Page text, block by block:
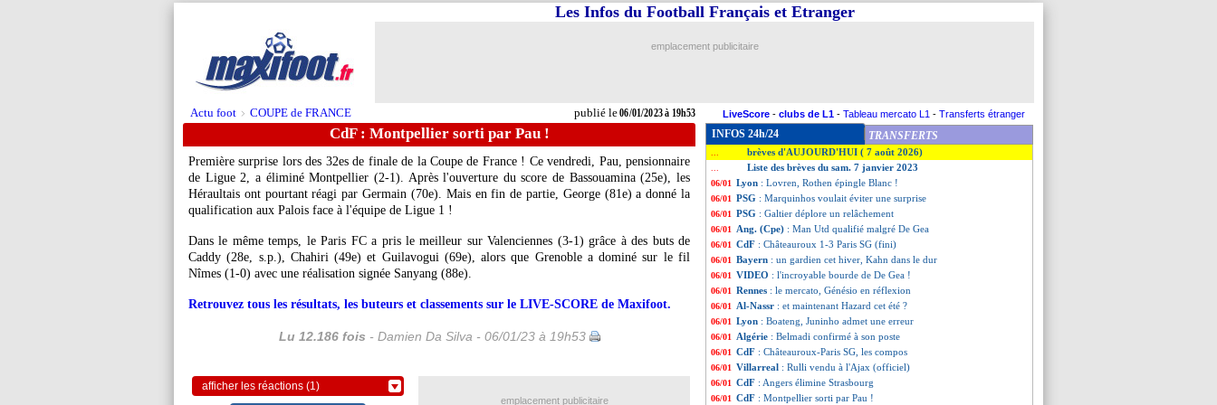
Actu foot > COUPE de FRANCE publié le06/01/2023 à 19h53
Les Infos du Football Français et Etranger
emplacement publicitaire
LiveScore - clubs de L1 - Tableau mercato L1 - Transferts étranger
CdF : Montpellier sorti par Pau !
Première surprise lors des 32es de finale de la Coupe de France ! Ce vendredi, Pau, pensionnaire
de Ligue 2, a éliminé Montpellier (2-1). Après l'ouverture du score de Bassouamina (25e), les
Héraultais ont pourtant réagi par Germain (70e). Mais en fin de partie, George (81e) a donné la
qualification aux Palois face à l'équipe de Ligue 1 !
Dans le même temps, le Paris FC a pris le meilleur sur Valenciennes (3-1) grâce à des buts de
Caddy (28e, s.p.), Chahiri (49e) et Guilavogui (69e), alors que Grenoble a dominé sur le fil
Nîmes (1-0) avec une réalisation signée Sanyang (88e).
Retrouvez tous les résultats, les buteurs et classements sur le LIVE-SCORE de Maxifoot.
Lu 12.186 fois - Damien Da Silva - 06/01/23 à 19h53
afficher les réactions (1)
INFOS 24h/24 TRANSFERTS
brèves d'AUJOURD'HUI ( 7 août 2026)
Liste des brèves du sam. 7 janvier 2023
06/01 Lyon : Lovren, Rothen épingle Blanc !
06/01 PSG : Marquinhos voulait éviter une surprise
06/01 PSG : Galtier déplore un relâchement
06/01 Ang. (Cpe) : Man Utd qualifié malgré De Gea
06/01 CdF : Châteauroux 1-3 Paris SG (fini)
06/01 Bayern : un gardien cet hiver, Kahn dans le dur
06/01 VIDEO : l'incroyable bourde de De Gea !
06/01 Rennes : le mercato, Génésio en réflexion
06/01 Al-Nassr : et maintenant Hazard cet été ?
06/01 Lyon : Boateng, Juninho admet une erreur
06/01 Algérie : Belmadi confirmé à son poste
06/01 CdF : Châteauroux-Paris SG, les compos
06/01 Villarreal : Rulli vendu à l'Ajax (officiel)
06/01 CdF : Angers élimine Strasbourg
06/01 CdF : Montpellier sorti par Pau !
emplacement publicitaire